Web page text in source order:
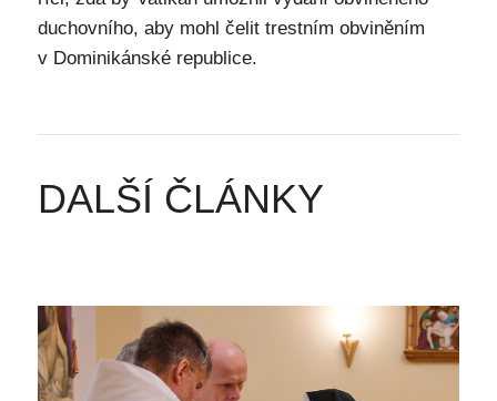
duchovního, aby mohl čelit trestním obviněním
v Dominikánské republice.
DALŠÍ ČLÁNKY